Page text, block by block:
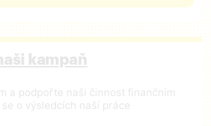
kampaň
a podpořte naši činnost finančním
o výsledcích naší práce